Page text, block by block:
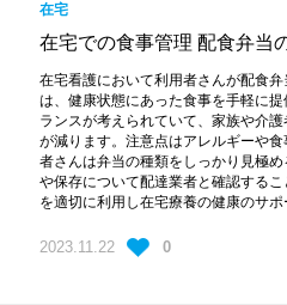
在宅
在宅での食事管理 配食弁当
在宅看護において利用者さんが配食弁
は、健康状態にあった食事を手軽に
ランスが考えられていて、家族や介
が減ります。注意点はアレルギーや
者さんは弁当の種類をしっかり見極
や保存について配達業者と確認する
を適切に利用し在宅療養の健康のサポ
2023.11.22 0